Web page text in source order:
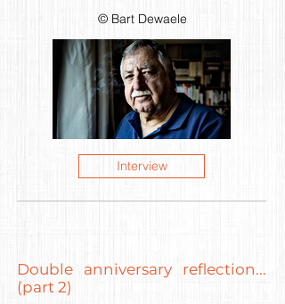
© Bart Dewaele
Interview
Double anniversary reflection...
(part 2)